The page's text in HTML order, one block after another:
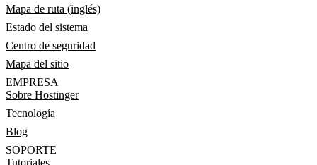
Mapa de ruta (inglés)
Estado del sistema
Centro de seguridad
Mapa del sitio
EMPRESA
Sobre Hostinger
Tecnología
Blog
SOPORTE
Tutoriales